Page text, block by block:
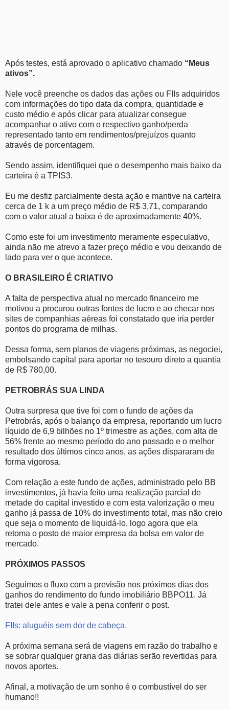
Após testes, está aprovado o aplicativo chamado “Meus
ativos”.
Nele você preenche os dados das ações ou FIIs adquiridos
com informações do tipo data da compra, quantidade e
custo médio e após clicar para atualizar consegue
acompanhar o ativo com o respectivo ganho/perda
representado tanto em rendimentos/prejuízos quanto
através de porcentagem.
Sendo assim, identifiquei que o desempenho mais baixo da
carteira é a TPIS3.
Eu me desfiz parcialmente desta ação e mantive na carteira
cerca de 1 k a um preço médio de R$ 3,71, comparando
com o valor atual a baixa é de aproximadamente 40%.
Como este foi um investimento meramente especulativo,
ainda não me atrevo a fazer preço médio e vou deixando de
lado para ver o que acontece.
O BRASILEIRO É CRIATIVO
A falta de perspectiva atual no mercado financeiro me
motivou a procurou outras fontes de lucro e ao checar nos
sites de companhias aéreas foi constatado que iria perder
pontos do programa de milhas.
Dessa forma, sem planos de viagens próximas, as negociei,
embolsando capital para aportar no tesouro direto a quantia
de R$ 780,00.
PETROBRÁS SUA LINDA
Outra surpresa que tive foi com o fundo de ações da
Petrobrás, após o balanço da empresa, reportando um lucro
líquido de 6,9 bilhões no 1º trimestre as ações, com alta de
56% frente ao mesmo período do ano passado e o melhor
resultado dos últimos cinco anos, as ações dispararam de
forma vigorosa.
Com relação a este fundo de ações, administrado pelo BB
investimentos, já havia feito uma realização parcial de
metade do capital investido e com esta valorização o meu
ganho já passa de 10% do investimento total, mas não creio
que seja o momento de liquidá-lo, logo agora que ela
retoma o posto de maior empresa da bolsa em valor de
mercado.
PRÓXIMOS PASSOS
Seguimos o fluxo com a previsão nos próximos dias dos
ganhos do rendimento do fundo imobiliário BBPO11. Já
tratei dele antes e vale a pena conferir o post.
FIIs: aluguéis sem dor de cabeça.
A próxima semana será de viagens em razão do trabalho e
se sobrar qualquer grana das diárias serão revertidas para
novos aportes.
Afinal, a motivação de um sonho é o combustível do ser
humano!!